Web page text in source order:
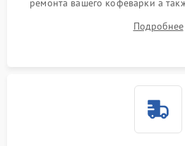
ремонта вашего кофеварки а
Подробнее